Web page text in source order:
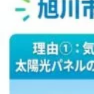
4-2.
北海道・旭
旭川市エリア
施工事例：
6. よくある質問
Q. 旭川市で